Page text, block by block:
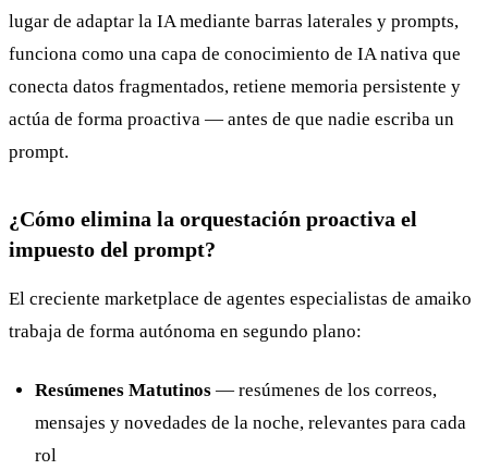
lugar de adaptar la IA mediante barras laterales y prompts,
funciona como una capa de conocimiento de IA nativa que
conecta datos fragmentados, retiene memoria persistente y
actúa de forma proactiva — antes de que nadie escriba un
prompt.
¿Cómo elimina la orquestación proactiva el
impuesto del prompt?
El creciente marketplace de agentes especialistas de amaiko
trabaja de forma autónoma en segundo plano:
Resúmenes Matutinos — resúmenes de los correos,
mensajes y novedades de la noche, relevantes para cada
rol